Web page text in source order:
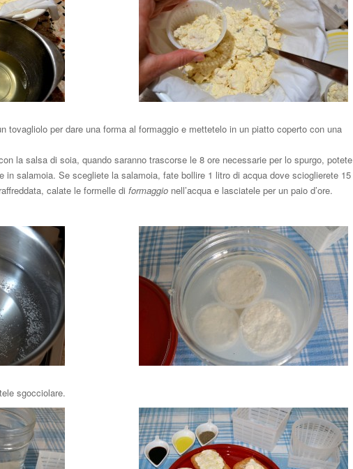
tovagliolo per dare una forma al formaggio e mettetelo in un piatto coperto con una
la salsa di soia, quando saranno trascorse le 8 ore necessarie per lo spurgo, potete
salamoia. Se scegliete la salamoia, fate bollire 1 litro di acqua dove scioglierete 15
calate le formelle di formaggio nell’acqua e lasciatele per un paio d’ore.
sgocciolare.